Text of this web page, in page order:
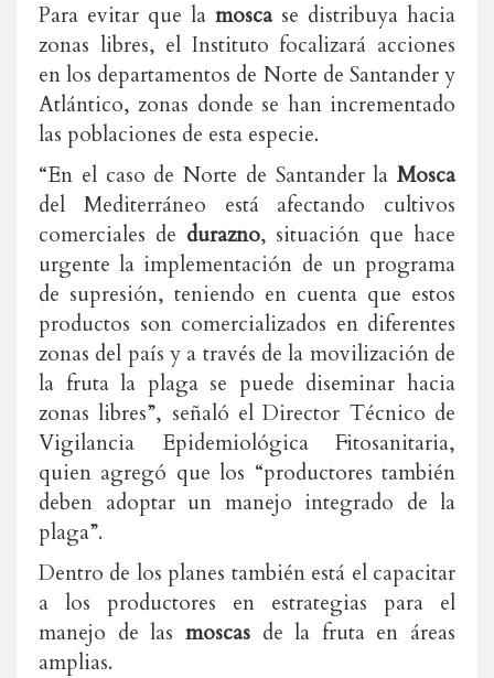
Para evitar que la moscase distribuya hacia
zonas libres, el Instituto focalizará acciones
en los departamentos de Norte de Santander y
Atlántico, zonas donde se han incrementado
las poblaciones de esta especie.
“En el caso de Norte de Santander la Mosca
del Mediterráneo está afectando cultivos
comerciales de durazno, situación que hace
urgente la implementación de un programa
de supresión, teniendo en cuenta que estos
productos son comercializados en diferentes
zonas del país y a través de la movilización de
la fruta la plaga se puede diseminar hacia
zonas libres”, señaló el Director Técnico de
Vigilancia Epidemiológica Fitosanitaria,
quien agregó que los “productores también
deben adoptar un manejo integrado de la
plaga”.
Dentro de los planes también está el capacitar
a los productores en estrategias para el
manejo de las moscasde la fruta en áreas
amplias.